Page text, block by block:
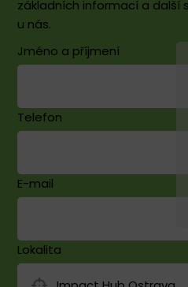
základních informací a další
u nás.
Jméno a příjmení
Telefon
E-mail
Lokalita